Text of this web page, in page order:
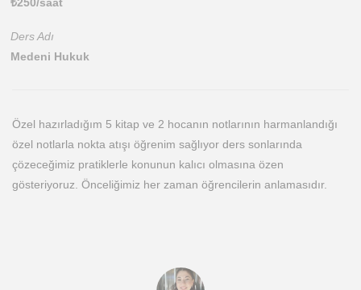
Ders Adı
Medeni Hukuk
Özel hazırladığım 5 kitap ve 2 hocanın notlarının harmanlandığı
özel notlarla nokta atışı öğrenim sağlıyor ders sonlarında
çözeceğimiz pratiklerle konunun kalıcı olmasına özen
gösteriyoruz. Önceliğimiz her zaman öğrencilerin anlamasıdır.